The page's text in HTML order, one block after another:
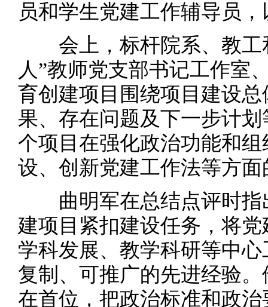
员和学生党建工作辅导员
会上，标杆院系、教工
人”教师党支部书记工作室
育创建项目围绕项目建设
果、存在问题及下一步计
个项目在强化政治功能和
设、创新党建工作法等方
曲明军在总结点评时指
建项目紧扣建设任务，将
学科发展、教学科研等中
复制、可推广的先进经验
在首位，把政治标准和政